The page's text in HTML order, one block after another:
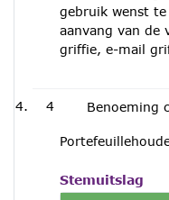
gebruik wenst
aanvang van de
griffie, e-mail
4 Benoeming
Stemuitslag